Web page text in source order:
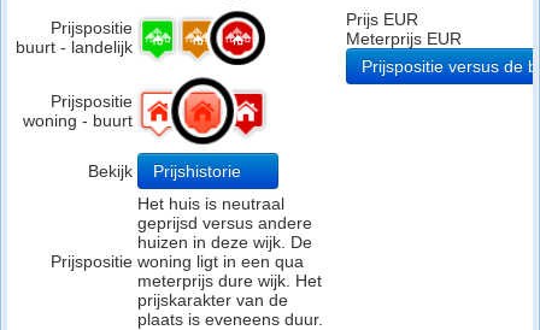
Prijspositie
buurt - landelijk
Prijspositie
woning - buurt
Bekijk Prijshistorie
Prijspositie
Het huis is neutraal
geprijsd versus andere
huizen in deze wijk. De
woning ligt in een qua
meterprijs dure wijk. Het
prijskarakter van de
plaats is eveneens duur.
Prijs EUR
Meterprijs EUR
Prijspositie versus de